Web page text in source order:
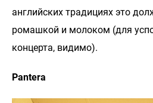
английских традициях это
ромашкой и молоком (для
концерта, видимо).
Pantera